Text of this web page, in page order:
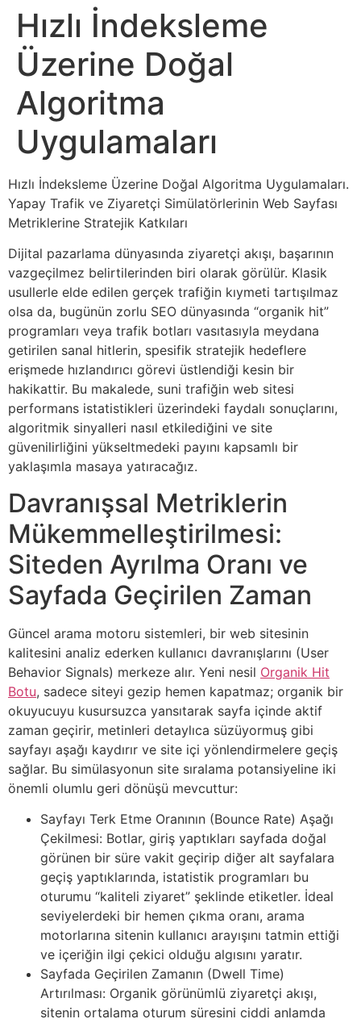
Hızlı İndeksleme
Üzerine Doğal
Algoritma
Uygulamaları
Hızlı İndeksleme Üzerine Doğal Algoritma Uygulamaları.
Yapay Trafik ve Ziyaretçi Simülatörlerinin Web Sayfası
Metriklerine Stratejik Katkıları
Dijital pazarlama dünyasında ziyaretçi akışı, başarının
vazgeçilmez belirtilerinden biri olarak görülür. Klasik
usullerle elde edilen gerçek trafiğin kıymeti tartışılmaz
olsa da, bugünün zorlu SEO dünyasında “organik hit”
programları veya trafik botları vasıtasıyla meydana
getirilen sanal hitlerin, spesifik stratejik hedeflere
erişmede hızlandırıcı görevi üstlendiği kesin bir
hakikattir. Bu makalede, suni trafiğin web sitesi
performans istatistikleri üzerindeki faydalı sonuçlarını,
algoritmik sinyalleri nasıl etkilediğini ve site
güvenilirliğini yükseltmedeki payını kapsamlı bir
yaklaşımla masaya yatıracağız.
Davranışsal Metriklerin
Mükemmelleştirilmesi:
Siteden Ayrılma Oranı ve
Sayfada Geçirilen Zaman
Güncel arama motoru sistemleri, bir web sitesinin
kalitesini analiz ederken kullanıcı davranışlarını (User
Behavior Signals) merkeze alır. Yeni nesil Organik Hit
Botu, sadece siteyi gezip hemen kapatmaz; organik bir
okuyucuyu kusursuzca yansıtarak sayfa içinde aktif
zaman geçirir, metinleri detaylıca süzüyormuş gibi
sayfayı aşağı kaydırır ve site içi yönlendirmelere geçiş
sağlar. Bu simülasyonun site sıralama potansiyeline iki
önemli olumlu geri dönüşü mevcuttur:
Sayfayı Terk Etme Oranının (Bounce Rate) Aşağı
Çekilmesi: Botlar, giriş yaptıkları sayfada doğal
görünen bir süre vakit geçirip diğer alt sayfalara
geçiş yaptıklarında, istatistik programları bu
oturumu “kaliteli ziyaret” şeklinde etiketler. İdeal
seviyelerdeki bir hemen çıkma oranı, arama
motorlarına sitenin kullanıcı arayışını tatmin ettiği
ve içeriğin ilgi çekici olduğu algısını yaratır.
Sayfada Geçirilen Zamanın (Dwell Time)
Artırılması: Organik görünümlü ziyaretçi akışı,
sitenin ortalama oturum süresini ciddi anlamda